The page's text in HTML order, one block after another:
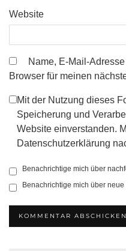
Website
Name, E-Mail-
Browser für meinen
Mit der Nutzung dieses
Speicherung und
Website einverstanden.
Datenschutzerklärung
Benachrichtige mich über
Benachrichtige mich über